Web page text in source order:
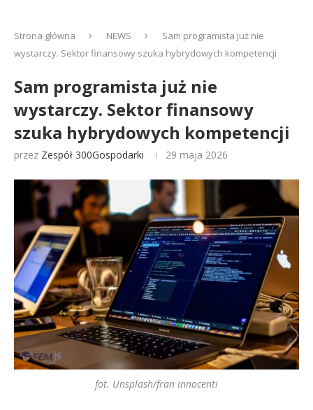
Strona główna NEWS
Sam programista już nie
wystarczy. Sektor finansowy szuka hybrydowych kompetencji
Sam programista już nie
wystarczy. Sektor finansowy
szuka hybrydowych kompetencji
przez Zespół 300Gospodarki 29 maja 2026
fot. Unsplash/fran innocenti